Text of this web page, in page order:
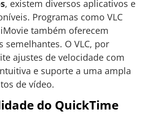
, existem diversos aplicativos e
Programas como VLC
também oferecem
semelhantes. O VLC, por
ajustes de velocidade com
e suporte a uma ampla
de vídeo.
do QuickTime